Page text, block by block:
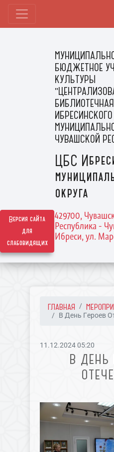
Версия сайта
для
слабовидящих
БЮДЖЕТНОЕ
КУЛЬТУРЫ
ИБРЕСИНСКОГО
ЧУВАШСКОЙ
ЦБС
округа
429700,
Республика -
Ибреси, ул.
ГЛАВНАЯ
В День Героев
11.12.2024 05:20
В ДЕНЬ